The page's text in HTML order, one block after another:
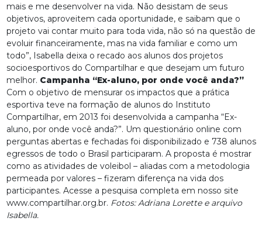
mais e me desenvolver na vida. Não desistam de seus
objetivos, aproveitem cada oportunidade, e saibam que o
projeto vai contar muito para toda vida, não só na questão de
evoluir financeiramente, mas na vida familiar e como um
todo”, Isabella deixa o recado aos alunos dos projetos
socioesportivos do Compartilhar e que desejam um futuro
melhor. Campanha “Ex-aluno, por onde você anda?”
Com o objetivo de mensurar os impactos que a prática
esportiva teve na formação de alunos do Instituto
Compartilhar, em 2013 foi desenvolvida a campanha “Ex-
aluno, por onde você anda?”. Um questionário online com
perguntas abertas e fechadas foi disponibilizado e 738 alunos
egressos de todo o Brasil participaram. A proposta é mostrar
como as atividades de voleibol – aliadas com a metodologia
permeada por valores – fizeram diferença na vida dos
participantes. Acesse a pesquisa completa em nosso site
www.compartilhar.org.br. Fotos: Adriana Lorette e arquivo
Isabella.